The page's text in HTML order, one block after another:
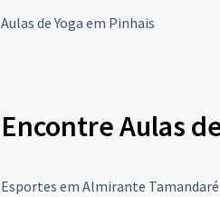
Aulas de Yoga em Pinhais
Encontre Aulas
Esportes em Almirante Tamandaré